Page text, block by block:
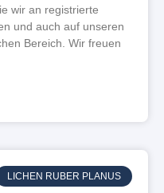
wir an registrierte
und auch auf unseren
Bereich. Wir freuen
LICHEN RUBER PLANUS